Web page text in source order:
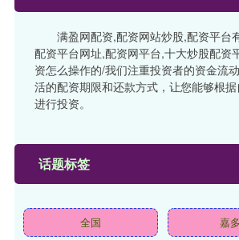
满盈网配资,配资网站炒股,配资平台
配资平台网址,配资网平台,十大炒股配资
资怎么操作的/我们注重投资者的资金流
活的配资期限和还款方式，让您能够根
进行投资。
话题标签
全国 嘉